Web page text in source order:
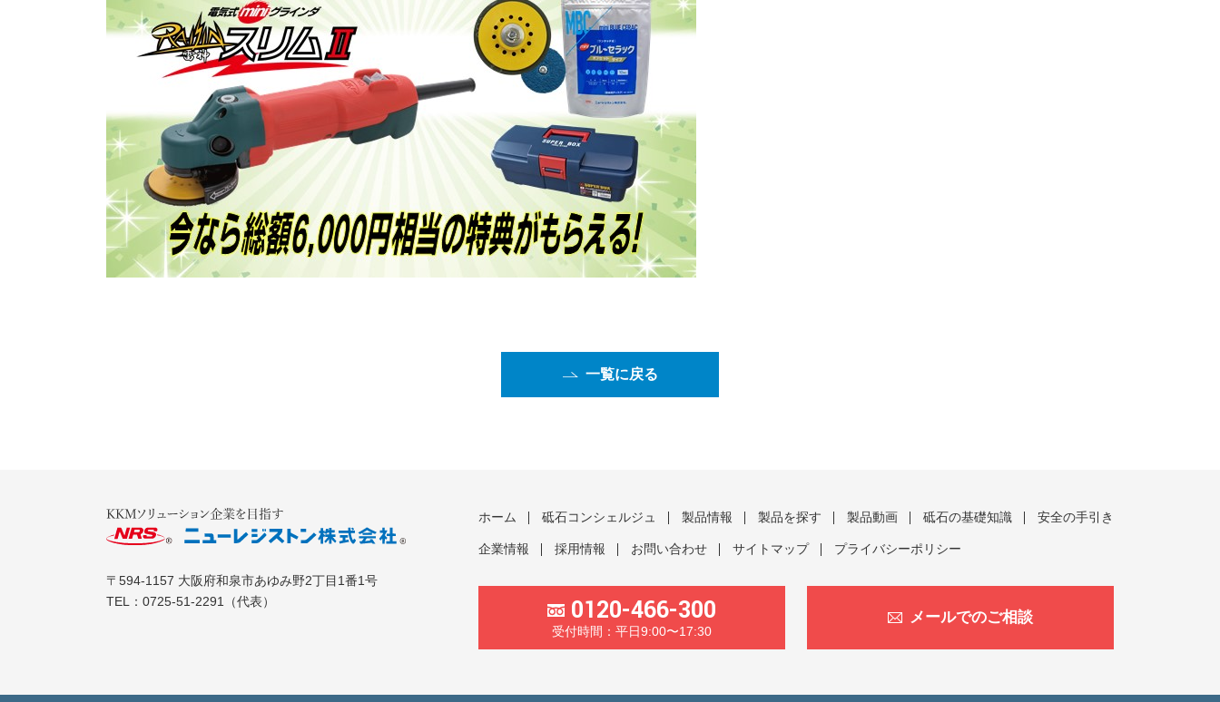
一覧に戻る
〒594-1157 大阪府和泉市あゆみ野2丁目1番1号
TEL： 0725-51-2291 （代表）
ホーム 砥石コンシェルジュ 製品情報 製品を探す 製品動画 砥石の基礎知識 安全の手引き
企業情報 採用情報 お問い合わせ サイトマップ プライバシーポリシー
0120-466-300
受付時間：平日9:00〜17:30
メールでのご相談